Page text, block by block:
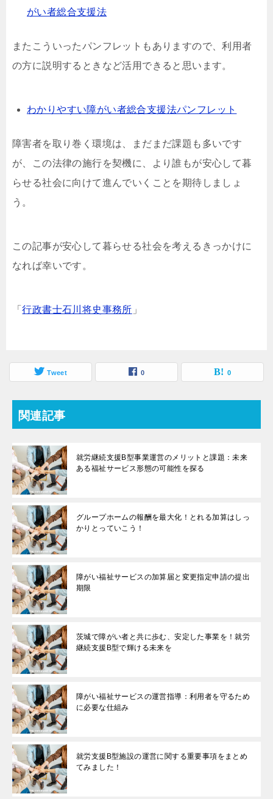
がい者総合支援法
またこういったパンフレットもありますので、利用者
の方に説明するときなど活用できると思います。
わかりやすい障がい者総合支援法パンフレット
障害者を取り巻く環境は、まだまだ課題も多いです
が、この法律の施行を契機に、より誰もが安心して暮
らせる社会に向けて進んでいくことを期待しましょ
う。
この記事が安心して暮らせる社会を考えるきっかけに
なれば幸いです。
「行政書士石川将史事務所 」
Tweet 0 0
関連記事
就労継続支援B型事業運営のメリットと課題：未来
ある福祉サービス形態の可能性を探る
グループホームの報酬を最大化！とれる加算はしっ
かりとっていこう！
障がい福祉サービスの加算届と変更指定申請の提出
期限
茨城で障がい者と共に歩む、安定した事業を！就労
継続支援B型で輝ける未来を
障がい福祉サービスの運営指導：利用者を守るため
に必要な仕組み
就労支援B型施設の運営に関する重要事項をまとめ
てみました！